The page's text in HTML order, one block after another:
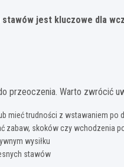
stawów jest kluczowe dla
przeoczenia. Warto zwrócić
mieć trudności z wstawaniem po
zabaw, skoków czy wchodzenia
wysiłku
stawów